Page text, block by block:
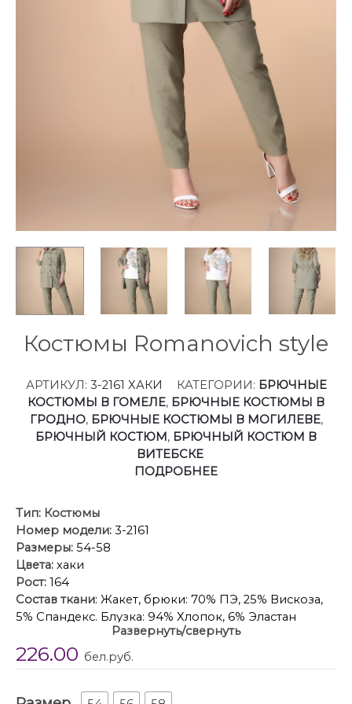
Костюмы Romanovich style
АРТИКУЛ: 3-2161 ХАКИ КАТЕГОРИИ: БРЮЧНЫЕ
КОСТЮМЫ В ГОМЕЛЕ, БРЮЧНЫЕ КОСТЮМЫ В
ГРОДНО, БРЮЧНЫЕ КОСТЮМЫ В МОГИЛЕВЕ,
БРЮЧНЫЙ КОСТЮМ, БРЮЧНЫЙ КОСТЮМ В
ВИТЕБСКЕ
ПОДРОБНЕЕ
Тип: Костюмы
Номер модели: 3-2161
Размеры: 54-58
Цвета: хаки
Рост: 164
Состав ткани: Жакет, брюки: 70% ПЭ, 25% Вискоза,
5% Спандекс. Блузка: 94% Хлопок, 6% Эластан
: Комплект женский трех предметный:
жакет, блузка и брюки. Жакет прямого силуэта,
Развернуть/свернуть
226.00 бел.руб.